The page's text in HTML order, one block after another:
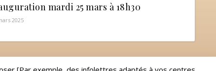
mardi 25 mars à 18h30
2025